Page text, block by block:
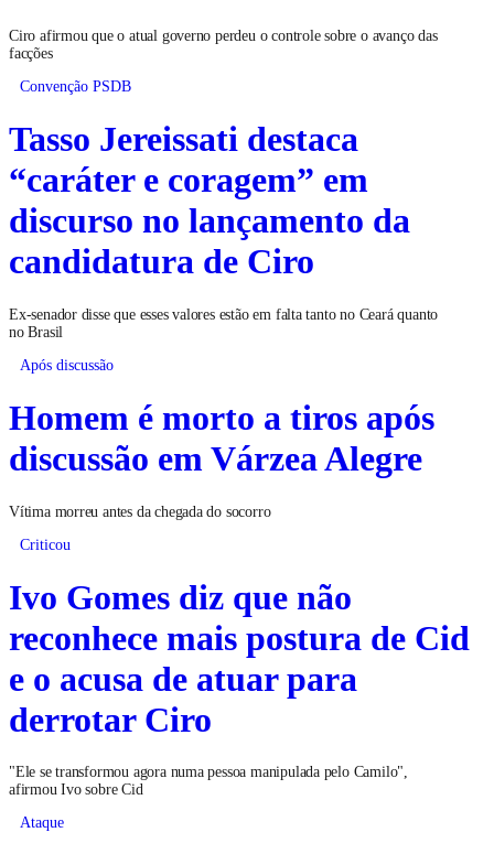
Ciro afirmou que o atual governo perdeu o controle sobre o avanço das
facções
Convenção PSDB
Tasso Jereissati destaca
“caráter e coragem” em
discurso no lançamento da
candidatura de Ciro
Ex-senador disse que esses valores estão em falta tanto no Ceará quanto
no Brasil
Após discussão
Homem é morto a tiros após
discussão em Várzea Alegre
Vítima morreu antes da chegada do socorro
Criticou
Ivo Gomes diz que não
reconhece mais postura de Cid
e o acusa de atuar para
derrotar Ciro
"Ele se transformou agora numa pessoa manipulada pelo Camilo",
afirmou Ivo sobre Cid
Ataque